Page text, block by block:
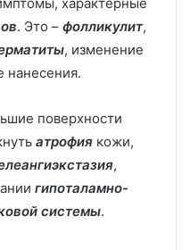
. Это – фолликулит,
ы, изменение
нанесения.
поверхности
атрофия кожи,
,
гипоталамно-
системы.